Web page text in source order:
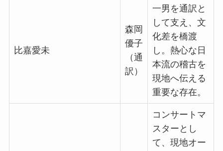
比嘉愛未
森岡
優子
（通
訳）
一男を通訳と
して支え、文
化差を橋渡
し。熱心な日
本流の稽古を
現地へ伝える
重要な存在。
コンサートマ
スターとし
て、現地オー